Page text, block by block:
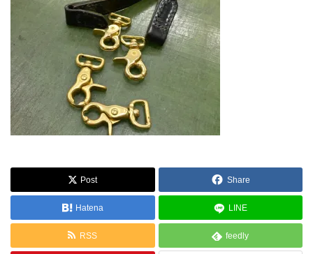
Post Share
Hatena LINE
RSS feedly